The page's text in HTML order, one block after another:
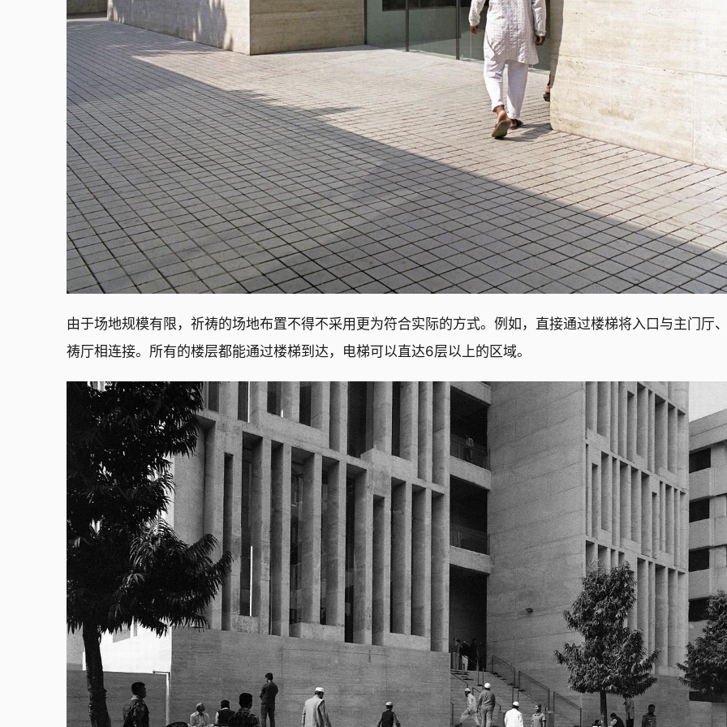
由于场地规模有限，祈祷的场地布置不得不采用更为符合实际的方式。例如，直接通过楼梯将入口与主门厅
祷厅相连接。所有的楼层都能通过楼梯到达，电梯可以直达6层以上的区域。